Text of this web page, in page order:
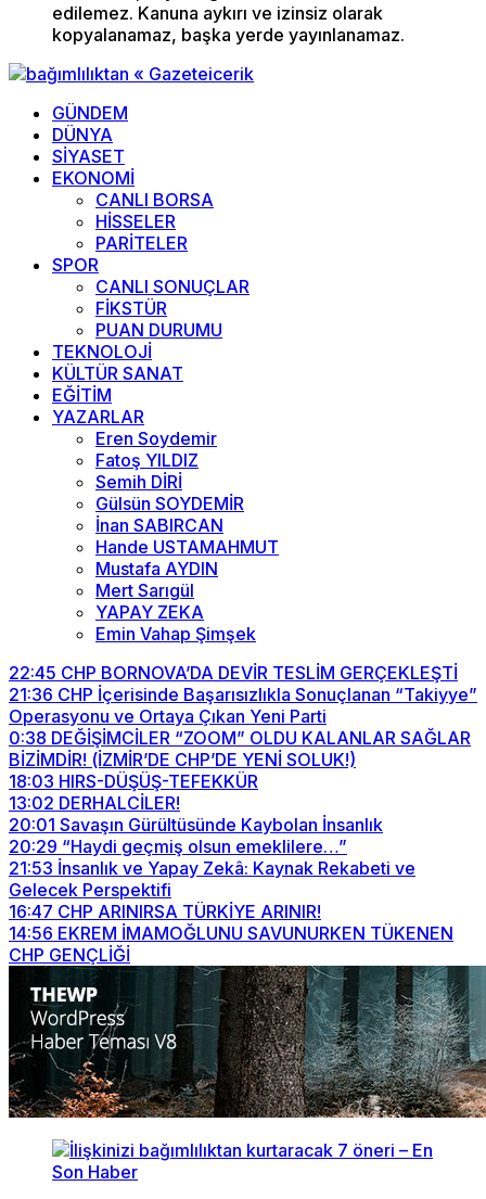
edilemez. Kanuna aykırı ve izinsiz olarak
kopyalanamaz, başka yerde yayınlanamaz.
GÜNDEM
DÜNYA
SİYASET
EKONOMİ
CANLI BORSA
HİSSELER
PARİTELER
SPOR
CANLI SONUÇLAR
FİKSTÜR
PUAN DURUMU
TEKNOLOJİ
KÜLTÜR SANAT
EĞİTİM
YAZARLAR
Eren Soydemir
Fatoş YILDIZ
Semih DİRİ
Gülsün SOYDEMİR
İnan SABIRCAN
Hande USTAMAHMUT
Mustafa AYDIN
Mert Sarıgül
YAPAY ZEKA
Emin Vahap Şimşek
22:45 CHP BORNOVA’DA DEVİR TESLİM GERÇEKLEŞTİ
21:36 CHP İçerisinde Başarısızlıkla Sonuçlanan “Takiyye”
Operasyonu ve Ortaya Çıkan Yeni Parti
0:38 DEĞİŞİMCİLER “ZOOM” OLDU KALANLAR SAĞLAR
BİZİMDİR! (İZMİR’DE CHP’DE YENİ SOLUK!)
18:03 HIRS-DÜŞÜŞ-TEFEKKÜR
13:02 DERHALCİLER!
20:01 Savaşın Gürültüsünde Kaybolan İnsanlık
20:29 “Haydi geçmiş olsun emeklilere…”
21:53 İnsanlık ve Yapay Zekâ: Kaynak Rekabeti ve
Gelecek Perspektifi
16:47 CHP ARINIRSA TÜRKİYE ARINIR!
14:56 EKREM İMAMOĞLUNU SAVUNURKEN TÜKENEN
CHP GENÇLİĞİ